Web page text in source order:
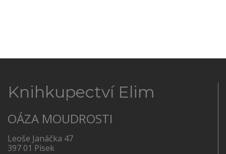
Knihkupectví Elim
OÁZA MOUDROSTI
Leoše Janáčka 47
397 01 Písek